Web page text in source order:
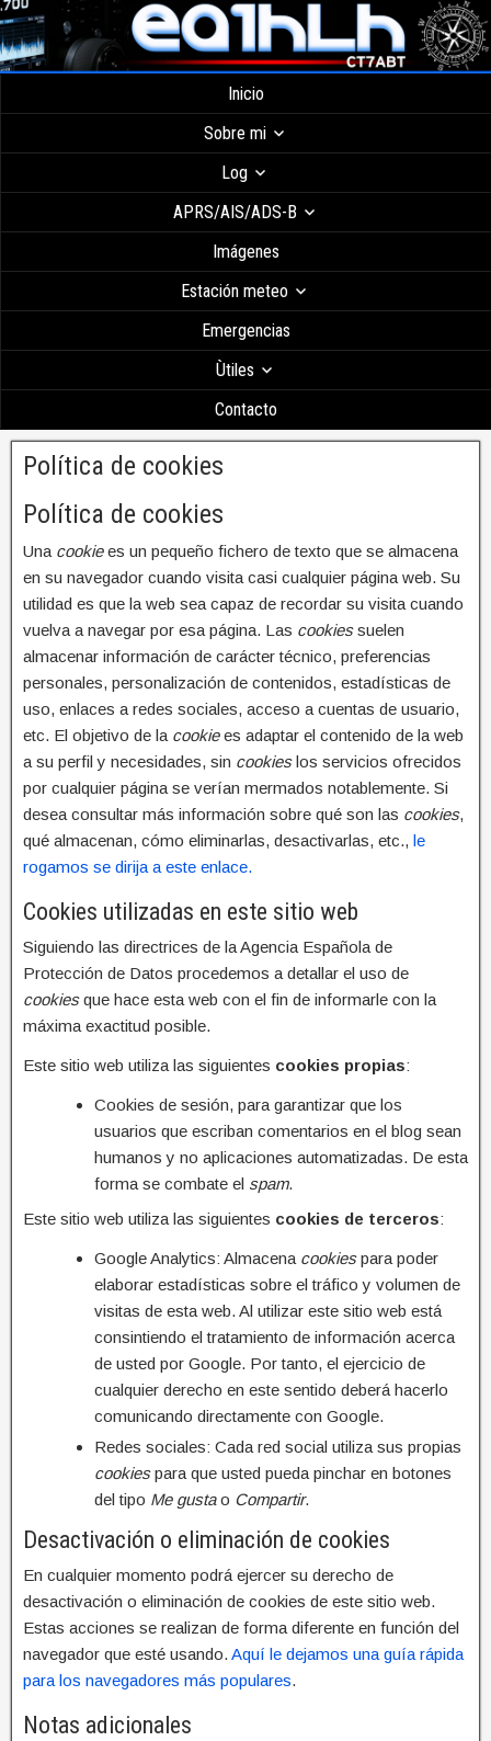
Inicio
Sobre mi
Log
APRS/AIS/ADS-B
Imágenes
Estación meteo
Emergencias
Ùtiles
Contacto
Política de cookies
Política de cookies
Una cookiees un pequeño fichero de texto que se almacena
en su navegador cuando visita casi cualquier página web. Su
utilidad es que la web sea capaz de recordar su visita cuando
vuelva a navegar por esa página. Las cookiessuelen
almacenar información de carácter técnico, preferencias
personales, personalización de contenidos, estadísticas de
uso, enlaces a redes sociales, acceso a cuentas de usuario,
etc. El objetivo de la cookiees adaptar el contenido de la web
a su perfil y necesidades, sin cookieslos servicios ofrecidos
por cualquier página se verían mermados notablemente. Si
desea consultar más información sobre qué son las cookies,
qué almacenan, cómo eliminarlas, desactivarlas, etc., le
rogamos se dirija a este enlace.
Cookies utilizadas en este sitio web
Siguiendo las directrices de la Agencia Española de
Protección de Datos procedemos a detallar el uso de
cookiesque hace esta web con el fin de informarle con la
máxima exactitud posible.
Este sitio web utiliza las siguientes cookies propias:
Cookies de sesión, para garantizar que los
usuarios que escriban comentarios en el blog sean
humanos y no aplicaciones automatizadas. De esta
forma se combate el spam.
Este sitio web utiliza las siguientes cookies de terceros:
Google Analytics: Almacena cookiespara poder
elaborar estadísticas sobre el tráfico y volumen de
visitas de esta web. Al utilizar este sitio web está
consintiendo el tratamiento de información acerca
de usted por Google. Por tanto, el ejercicio de
cualquier derecho en este sentido deberá hacerlo
comunicando directamente con Google.
Redes sociales: Cada red social utiliza sus propias
cookiespara que usted pueda pinchar en botones
del tipo Me gustao Compartir.
Desactivación o eliminación de cookies
En cualquier momento podrá ejercer su derecho de
desactivación o eliminación de cookies de este sitio web.
Estas acciones se realizan de forma diferente en función del
navegador que esté usando. Aquí le dejamos una guía rápida
para los navegadores más populares.
Notas adicionales